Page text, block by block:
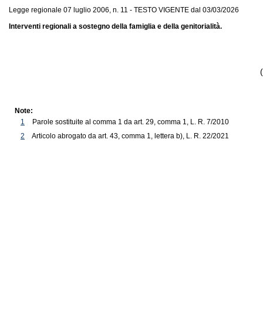
Legge regionale 07 luglio 2006, n. 11 - TESTO VIGENTE dal 03/03/2026
Interventi regionali a sostegno della famiglia e della genitorialità.
Note:
1
Parole sostituite al comma 1 da art. 29, comma 1, L. R. 7/2010
2
Articolo abrogato da art. 43, comma 1, lettera b), L. R. 22/2021